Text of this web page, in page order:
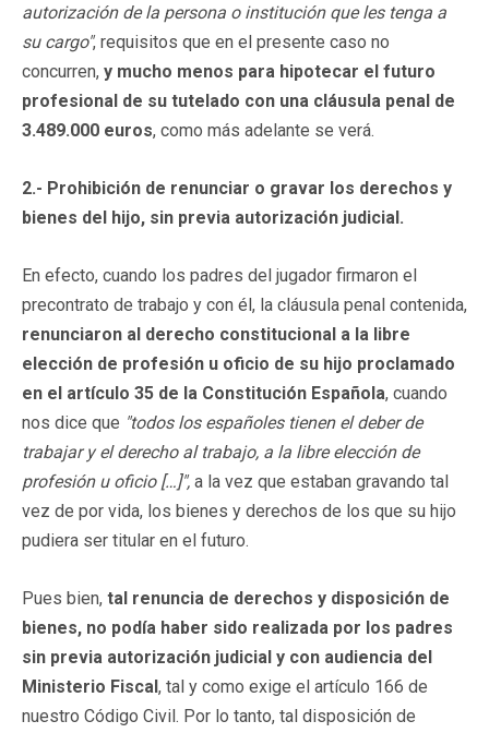
autorización de la persona o institución que les tenga a
su cargo", requisitos que en el presente caso no
concurren, y mucho menos para hipotecar el futuro
profesional de su tutelado con una cláusula penal de
3.489.000 euros, como más adelante se verá.
2.- Prohibición de renunciar o gravar los derechos y
bienes del hijo, sin previa autorización judicial.
En efecto, cuando los padres del jugador firmaron el
precontrato de trabajo y con él, la cláusula penal contenida,
renunciaron al derecho constitucional a la libre
elección de profesión u oficio de su hijo proclamado
en el artículo 35 de la Constitución Española, cuando
nos dice que "todos los españoles tienen el deber de
trabajar y el derecho al trabajo, a la libre elección de
profesión u oficio […]", a la vez que estaban gravando tal
vez de por vida, los bienes y derechos de los que su hijo
pudiera ser titular en el futuro.
Pues bien, tal renuncia de derechos y disposición de
bienes, no podía haber sido realizada por los padres
sin previa autorización judicial y con audiencia del
Ministerio Fiscal, tal y como exige el artículo 166 de
nuestro Código Civil. Por lo tanto, tal disposición de